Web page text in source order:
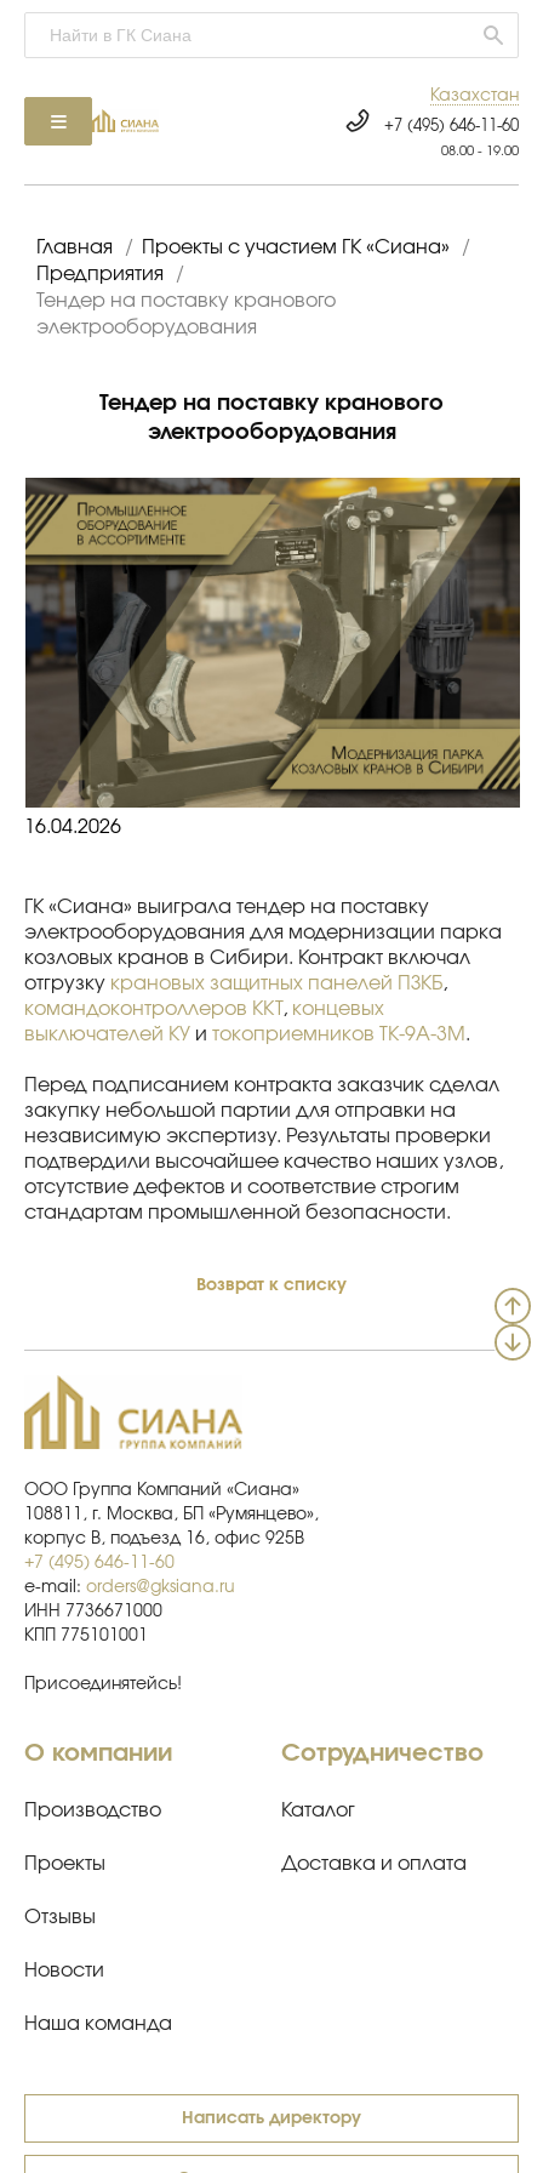
Казахстан
+7 (495) 646-11-60
08.00 - 19.00
Главная / Проекты с участием ГК «Сиана»
/
Предприятия
/
Тендер на поставку кранового
электрооборудования
Тендер на поставку кранового
электрооборудования
16.04.2026
ГК «Сиана» выиграла тендер на поставку
электрооборудования для модернизации парка
козловых кранов в Сибири. Контракт включал
отгрузку крановых защитных панелей ПЗКБ,
командоконтроллеров ККТ
, концевых
выключателей КУ и токоприемников ТК-9А-3М.
Перед подписанием контракта заказчик сделал
закупку небольшой партии для отправки на
независимую экспертизу. Результаты проверки
подтвердили высочайшее качество наших узлов,
отсутствие дефектов и соответствие строгим
стандартам промышленной безопасности.
Возврат к списку
ООО Группа Компаний «Сиана»
108811, г. Москва, БП «Румянцево»,
корпус В, подъезд 16, офис 925В
+7 (495) 646-11-60
e-mail: orders@gksiana.ru
ИНН 7736671000
КПП 775101001
Присоединятейсь!
О компании
Производство
Проекты
Отзывы
Новости
Наша команда
Сотрудничество
Каталог
Доставка и оплата
Написать директору